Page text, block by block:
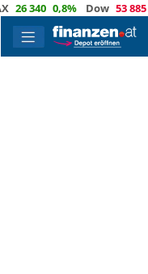
0,8% Dow 53 885 -